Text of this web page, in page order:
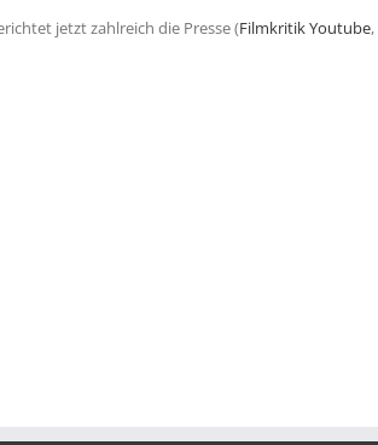
jetzt zahlreich die Presse (Filmkritik Youtube,